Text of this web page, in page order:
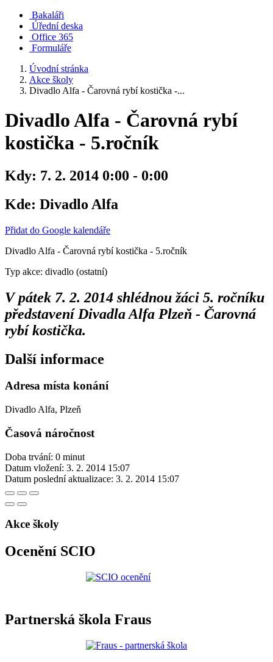
Bakaláři
Úřední deska
Office 365
Formuláře
Úvodní stránka
Akce školy
Divadlo Alfa - Čarovná rybí kostička -...
Divadlo Alfa - Čarovná rybí
kostička - 5.ročník
Kdy: 7. 2. 2014 0:00 - 0:00
Kde: Divadlo Alfa
Přidat do Google kalendáře
Divadlo Alfa - Čarovná rybí kostička - 5.ročník
Typ akce: divadlo (ostatní)
V pátek 7. 2. 2014 shlédnou žáci 5. ročníku
představení Divadla Alfa Plzeň - Čarovná
rybí kostička.
Další informace
Adresa místa konání
Divadlo Alfa, Plzeň
Časová náročnost
Doba trvání: 0 minut
Datum vložení: 3. 2. 2014 15:07
Datum poslední aktualizace: 3. 2. 2014 15:07
Akce školy
Ocenění SCIO
Partnerská škola Fraus